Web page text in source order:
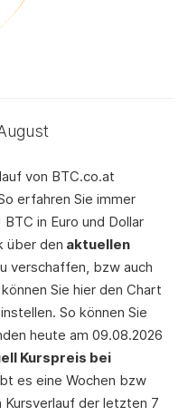
von BTC.co.at
erfahren Sie immer
in Euro und Dollar
über den aktuellen
verschaffen, bzw auch
Sie hier den Chart
So können Sie
heute am 09.08.2026
Kurspreis bei
es eine Wochen bzw
Kursverlauf der letzten 7